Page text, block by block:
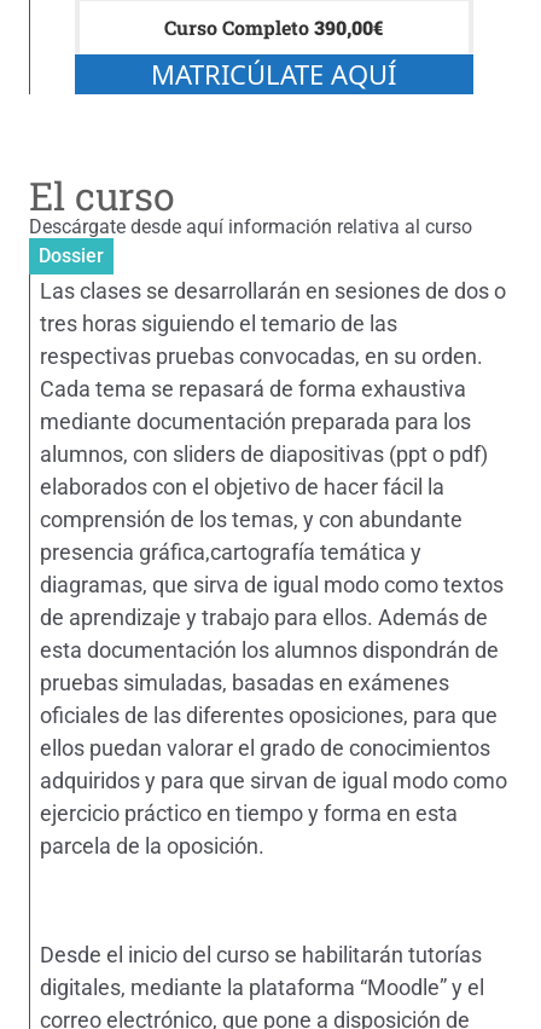
Curso Completo390,00€
MATRICÚLATE AQUÍ
El curso
Descárgate desde aquí información relativa al curso
Dossier
Las clases se desarrollarán en sesiones de dos o
tres horas siguiendo el temario de las
respectivas pruebas convocadas, en su orden.
Cada tema se repasará de forma exhaustiva
mediante documentación preparada para los
alumnos, con sliders de diapositivas (ppt o pdf)
elaborados con el objetivo de hacer fácil la
comprensión de los temas, y con abundante
presencia gráfica,cartografía temática y
diagramas, que sirva de igual modo como textos
de aprendizaje y trabajo para ellos. Además de
esta documentación los alumnos dispondrán de
pruebas simuladas, basadas en exámenes
oficiales de las diferentes oposiciones, para que
ellos puedan valorar el grado de conocimientos
adquiridos y para que sirvan de igual modo como
ejercicio práctico en tiempo y forma en esta
parcela de la oposición.
Desde el inicio del curso se habilitarán tutorías
digitales, mediante la plataforma “Moodle” y el
correo electrónico, que pone a disposición de